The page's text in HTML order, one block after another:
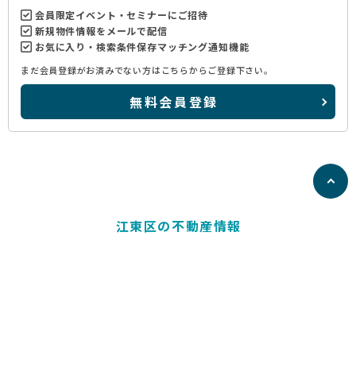
会員限定イベント・セミナーにご招待
新規物件情報をメールで配信
お気に入り・検索条件保存マッチング通知機能
まだ会員登録がお済みでない方はこちらからご登録下さい。
無料会員登録
江東区の不動産情報